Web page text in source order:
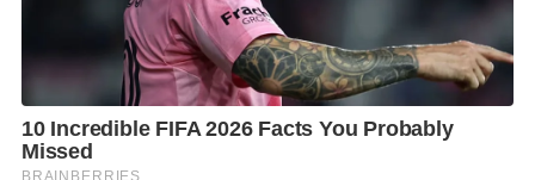
ใต้ดิน ปี 2551-2556 (ฉบับปรับปรุง) ระยะทางรวม 25.2
กม. มีกําหนดแล้วเสร็จปี 2567 ได้แก่ โครงการพระราม 3
อยู่ระหว่างการก่อสร้าง คิดเป็นร้อยละ 80.68 จากแผนงา
นที่กําหนดร้อยละ 82.70
2.2 แผนงานเปลี่ยนระบบสายไฟฟ้าอากาศเป็นสายไฟฟ้า